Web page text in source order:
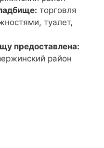
торговля
туалет,
предоставлена:
район